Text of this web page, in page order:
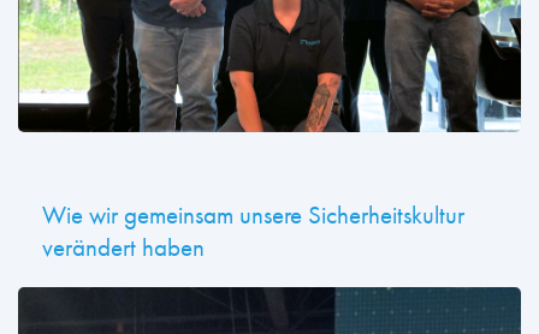
Wie wir gemeinsam unsere Sicherheitskultur
verändert haben